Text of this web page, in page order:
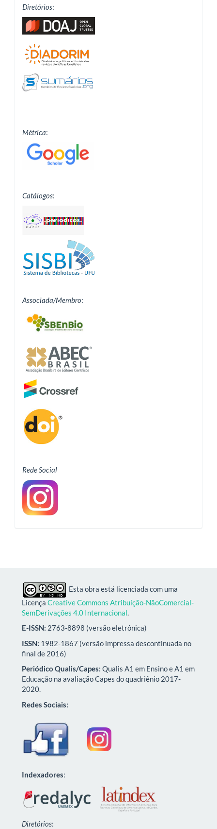
Diretórios:
Métrica:
Catálogos:
Associada/Membro:
Rede Social
Esta obra está licenciada com uma
Licença Creative Commons Atribuição-NãoComercial-
SemDerivações 4.0 Internacional.
E-ISSN: 2763-8898 (versão eletrônica)
ISSN: 1982-1867 (versão impressa descontinuada no
final de 2016)
Periódico Qualis/Capes: Qualis A1 em Ensino e A1 em
Educação na avaliação Capes do quadriênio 2017-
2020.
Redes Sociais:
Indexadores:
Diretórios: